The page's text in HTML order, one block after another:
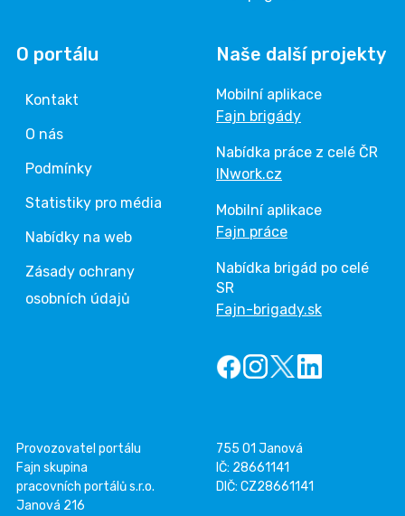
O portálu
Kontakt
O nás
Podmínky
Statistiky pro média
Nabídky na web
Zásady ochrany
osobních údajů
Naše další projekty
Mobilní aplikace
Fajn brigády
Nabídka práce z celé ČR
INwork.cz
Mobilní aplikace
Fajn práce
Nabídka brigád po celé
SR
Fajn-brigady.sk
Provozovatel portálu
Fajn skupina
pracovních portálů s.r.o.
Janová 216
755 01 Janová
IČ: 28661141
DIČ: CZ28661141